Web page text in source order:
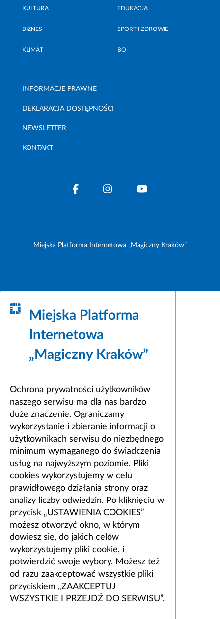
KULTURA EDUKACJA
BIZNES SPORT I ZDROWIE
KLIMAT BO
INFORMACJE PRAWNE
DEKLARACJA DOSTĘPNOŚCI
NEWSLETTER
KONTAKT
Miejska Platforma Internetowa „Magiczny Kraków”
Miejska Platforma
Internetowa
„Magiczny Kraków”
Ochrona prywatności użytkowników
naszego serwisu ma dla nas bardzo
duże znaczenie. Ograniczamy
wykorzystanie i zbieranie informacji o
użytkownikach serwisu do niezbędnego
minimum wymaganego do świadczenia
usług na najwyższym poziomie. Pliki
cookies wykorzystujemy w celu
prawidłowego działania strony oraz
analizy liczby odwiedzin. Po kliknięciu w
przycisk „USTAWIENIA COOKIES”
możesz otworzyć okno, w którym
dowiesz się, do jakich celów
wykorzystujemy pliki cookie, i
potwierdzić swoje wybory. Możesz też
od razu zaakceptować wszystkie pliki
przyciskiem „ZAAKCEPTUJ
WSZYSTKIE I PRZEJDŹ DO SERWISU”.